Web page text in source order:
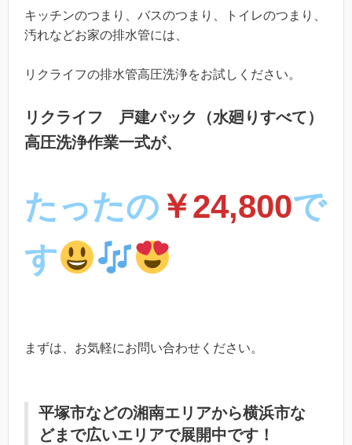
キッチンのつまり、バスのつまり、トイレのつまり、
汚れなどお家の排水管には、
リクライフの排水管高圧洗浄をお試しください。
リクライフ 戸建パック（水廻りすべて）
高圧洗浄作業一式が、
たったの ￥24,800で
す
まずは、お気軽にお問い合わせください。
平塚市などの湘南エリアから横浜市な
どまで広いエリアで展開中です！